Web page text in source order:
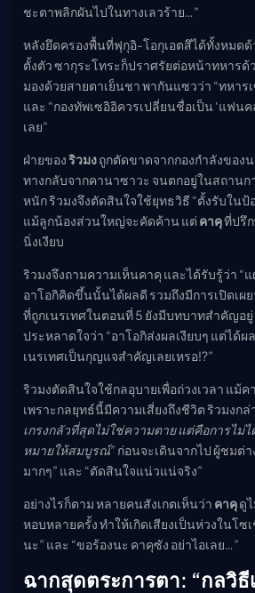
ชะตาพลิกผันไปในทางเลวร้าย…”
หลังยึดครองพื้นที่ฟุกุอิ-โอกุเอตสึได้ทั้งหมด
ตั้งตัว ซากุระโทระก็ปราศรัยต่อหน้าทหาร
มองด้วยสายตาเย็นชา พากันแซวว่า “ทหาร
และ “กองทัพเซอิอิควรเปลี่ยนชื่อเป็น ‘แฟน
เลย”
ฝ่ายของริวมงถูกตัดขาดจากกองกำลังของ
ทางกลับจากคานาซาวะ จนตกอยู่ในสถานก
หนัก ริวมงจึงตัดสินใจใช้ยุทธวิธี “ตั้งรับในป้
แม้ลูกน้องส่วนใหญ่จะคัดค้าน แต่ คาคุที่ปรึ
นิ่งเงียบ
ริวมงจึงถามความเห็นคาคุ และได้รับรู้ว่า “
อาโอกิคิดขึ้นนั้นได้ผลดี รวมถึงมีการเปิดเผ
ที่ถูกเนรเทศในตอนที่ 5 ยังมีบทบาทสำคัญอ
ประหลาดใจว่า “อาโอกิส่งผลเงียบๆ แต่ได้ผ
เนรเทศเป็นกุญแจสำคัญเลยเหรอ!?”
ริวมงตัดสินใจใช้กลอุบายเพื่อถ่วงเวลา แม้
เพราะกลยุทธ์นี้มีความเสี่ยงถึงชีวิต ริวมงกล่
เกรงกลัวที่สุดไม่ใช่ความตาย แต่คือการไม่
หมายให้สมบูรณ์” ก่อนจะเดินจากไป ผู้ชมต่
มากๆ” และ “ตัดสินใจแน่วแน่จริง”
อย่างไรก็ตาม หลายคนสังเกตเห็นว่า คาคุดู
หอบหลายครั้ง ทำให้เกิดเสียงเป็นห่วงในโซ
นะ” และ “ขอร้องนะ คาคุซัง อย่าไอเลย…”
ฉากสุดตระการตา: “กลวิธี